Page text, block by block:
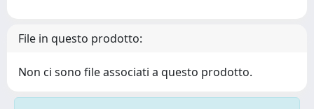
File in questo prodotto:
Non ci sono file associati a questo prodotto.